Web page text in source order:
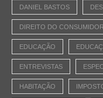
DANIEL BASTOS
DIREITO DO CONSUMIDOR
EDUCAÇÃO
ENTREVISTAS
HABITAÇÃO